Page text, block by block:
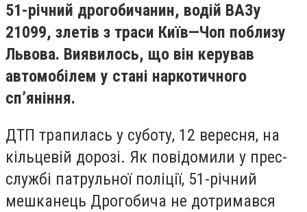
51-річний дрогобичанин, водій ВАЗу
21099, злетів з траси Київ—Чоп поблизу
Львова. Виявилось, що він керував
автомобілем у стані наркотичного
сп’яніння.
ДТП трапилась у суботу, 12 вересня, на
кільцевій дорозі. Як повідомили у прес-
службі патрульної поліції, 51-річний
мешканець Дрогобича не дотримався